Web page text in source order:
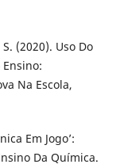
(2020). Uso Do
Na Escola,
Em Jogo’:
Da Química.